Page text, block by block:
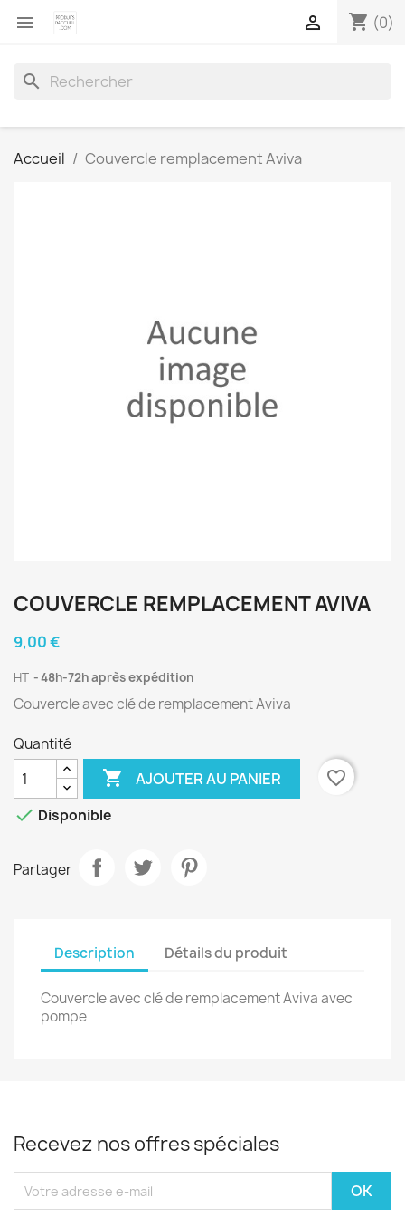
 shopping_cart (0)

search
Accueil Couvercle remplacement Aviva
COUVERCLE REMPLACEMENT AVIVA
9,00 €
HT 48h-72h après expédition
Couvercle avec clé de remplacement Aviva
Quantité
 AJOUTER AU PANIER
favorite_border
 Disponible
Partager
Description Détails du produit
Couvercle avec clé de remplacement Aviva avec
pompe
Recevez nos offres spéciales